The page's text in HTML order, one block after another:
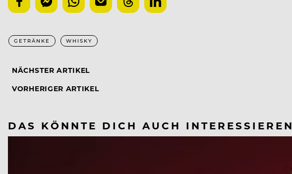
GETRÄNKE WHISKY
NÄCHSTER ARTIKEL
VORHERIGER ARTIKEL
DAS KÖNNTE DICH AUCH INTERESSIEREN